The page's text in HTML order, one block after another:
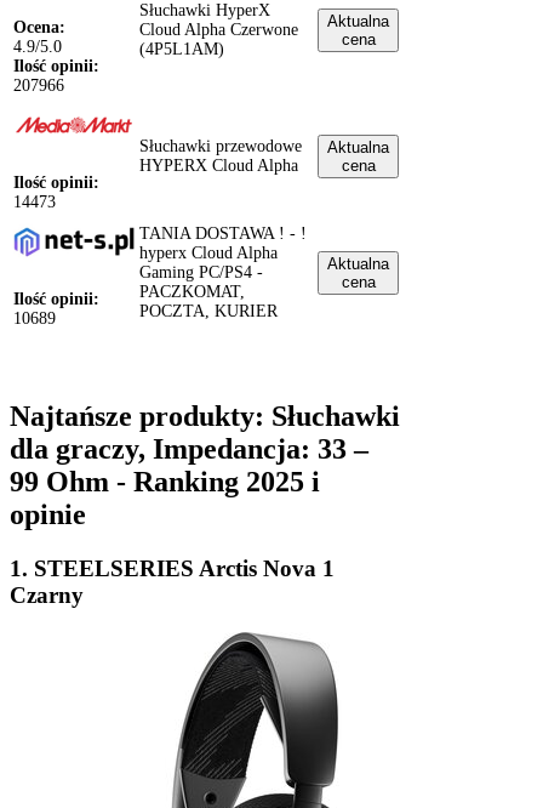
Ocena:
4.9/5.0
Ilość opinii:
207966
Słuchawki HyperX
Cloud Alpha Czerwone
(4P5L1AM)
Aktualna
cena
Ilość opinii:
14473
Słuchawki przewodowe
HYPERX Cloud Alpha
Aktualna
cena
Ilość opinii:
10689
TANIA DOSTAWA ! - !
hyperx Cloud Alpha
Gaming PC/PS4 -
PACZKOMAT,
POCZTA, KURIER
Aktualna
cena
Najtańsze produkty: Słuchawki
dla graczy, Impedancja: 33 –
99 Ohm - Ranking 2025 i
opinie
1. STEELSERIES Arctis Nova 1
Czarny